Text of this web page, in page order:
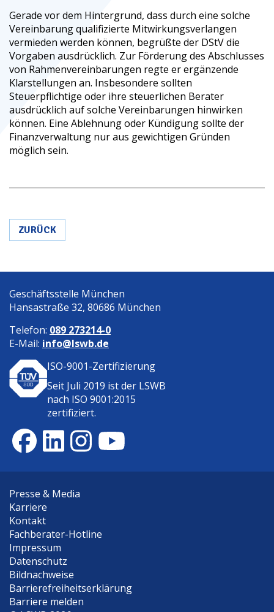
Gerade vor dem Hintergrund, dass durch eine solche
Vereinbarung qualifizierte Mitwirkungsverlangen
vermieden werden können, begrüßte der DStV die
Vorgaben ausdrücklich. Zur Förderung des Abschlusses
von Rahmenvereinbarungen regte er ergänzende
Klarstellungen an. Insbesondere sollten
Steuerpflichtige oder ihre steuerlichen Berater
ausdrücklich auf solche Vereinbarungen hinwirken
können. Eine Ablehnung oder Kündigung sollte der
Finanzverwaltung nur aus gewichtigen Gründen
möglich sein.
ZURÜCK
Geschäftsstelle München
Hansastraße 32, 80686 München
Telefon: 089 273214-0
E-Mail: info@lswb.de
ISO-9001-Zertifizierung
Seit Juli 2019 ist der LSWB
nach ISO 9001:2015
zertifiziert.
Presse & Media
Karriere
Kontakt
Fachberater-Hotline
Impressum
Datenschutz
Bildnachweise
Barrierefreiheitserklärung
Barriere melden